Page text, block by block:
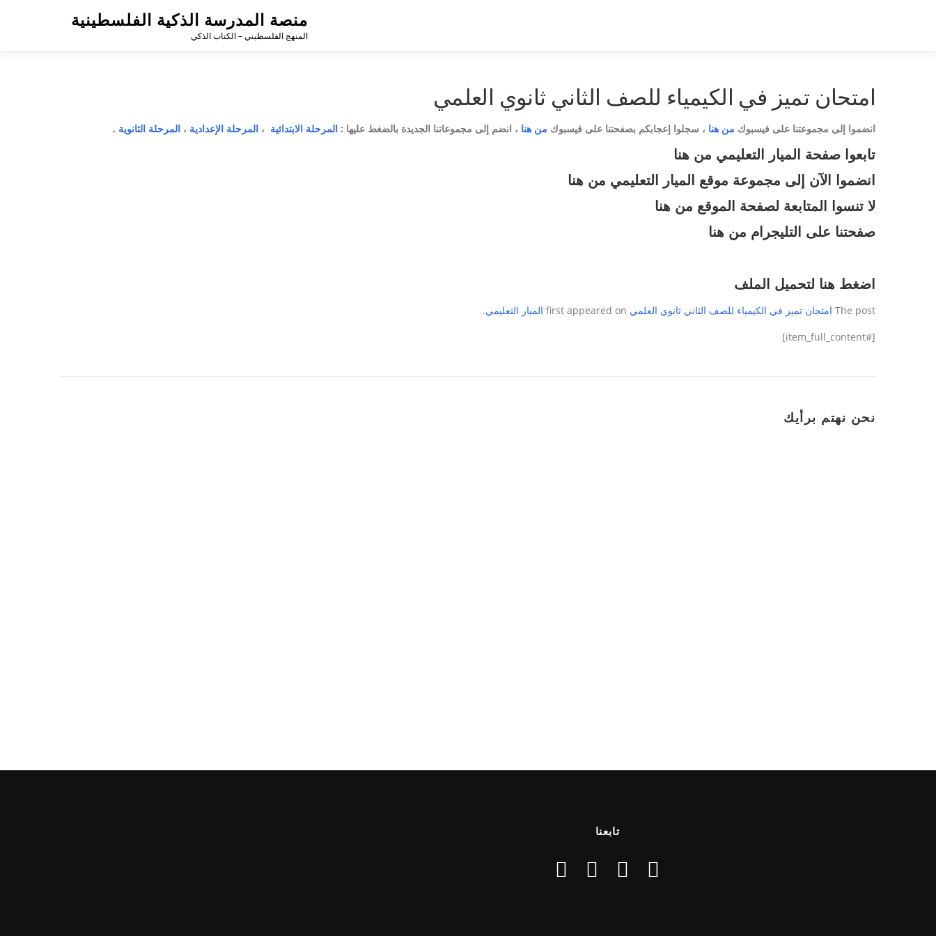
منصة المدرسة الذكية الفلسطينية
المنهج الفلسطيني – الكتاب الذكي
امتحان تميز في الكيمياء للصف الثاني ثانوي العلمي
انضموا إلى مجموعتنا على فيسبوك من هنا ، سجلوا إعجابكم بصفحتنا على فيسبوك من هنا ، انضم إلى مجموعاتنا الجديدة بالضغط عليها : المرحلة الابتدائية ، المرحلة الإعدادية ، المرحلة الثانوية .
تابعوا صفحة الميار التعليمي من هنا
انضموا الآن إلى مجموعة موقع الميار التعليمي من هنا
لا تنسوا المتابعة لصفحة الموقع من هنا
صفحتنا على التليجرام من هنا
اضغط هنا لتحميل الملف
The post امتحان تميز في الكيمياء للصف الثاني ثانوي العلمي الميار التعليمي.
[#item_full_content]
نحن نهتم برأيك
تابعنا